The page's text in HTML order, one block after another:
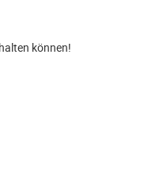
können!